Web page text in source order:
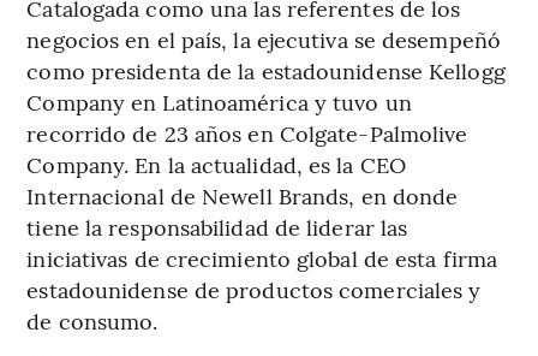
Catalogada como una las referentes de los
negocios en el país, la ejecutiva se desempeñó
como presidenta de la estadounidense Kellogg
Company en Latinoamérica y tuvo un
recorrido de 23 años en Colgate-Palmolive
Company. En la actualidad, es la CEO
Internacional de Newell Brands, en donde
tiene la responsabilidad de liderar las
iniciativas de crecimiento global de esta firma
estadounidense de productos comerciales y
de consumo.